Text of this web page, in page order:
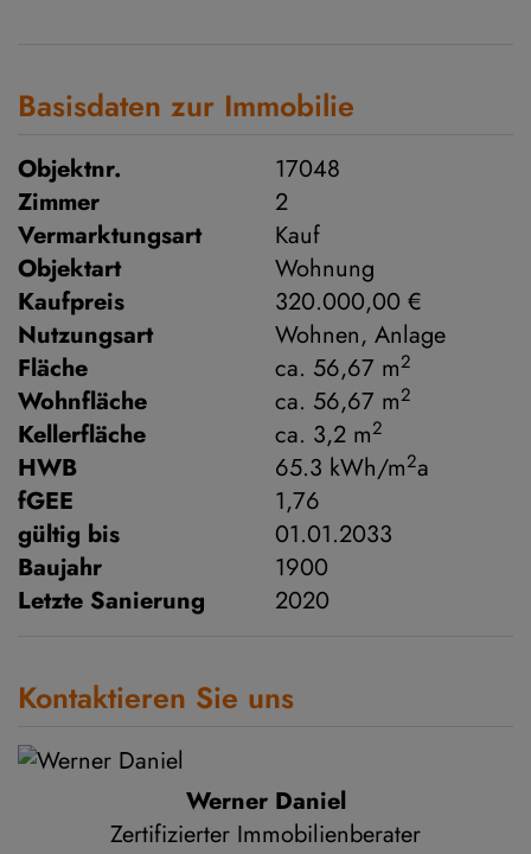
Basisdaten zur Immobilie
Objektnr.
17048
Zimmer
2
Vermarktungsart
Kauf
Objektart
Wohnung
Kaufpreis
320.000,00 €
Nutzungsart
Wohnen Anlage
Fläche
ca. 56,67 m2
Wohnfläche ca. 56,67 m2
Kellerfläche ca. 3,2 m2
HWB 65.3 kWh/m2a
fGEE
1,76
gültig bis
01.01.2033
Baujahr
1900
Letzte Sanierung
2020
Kontaktieren Sie uns
Werner Daniel
Zertifizierter Immobilienberater